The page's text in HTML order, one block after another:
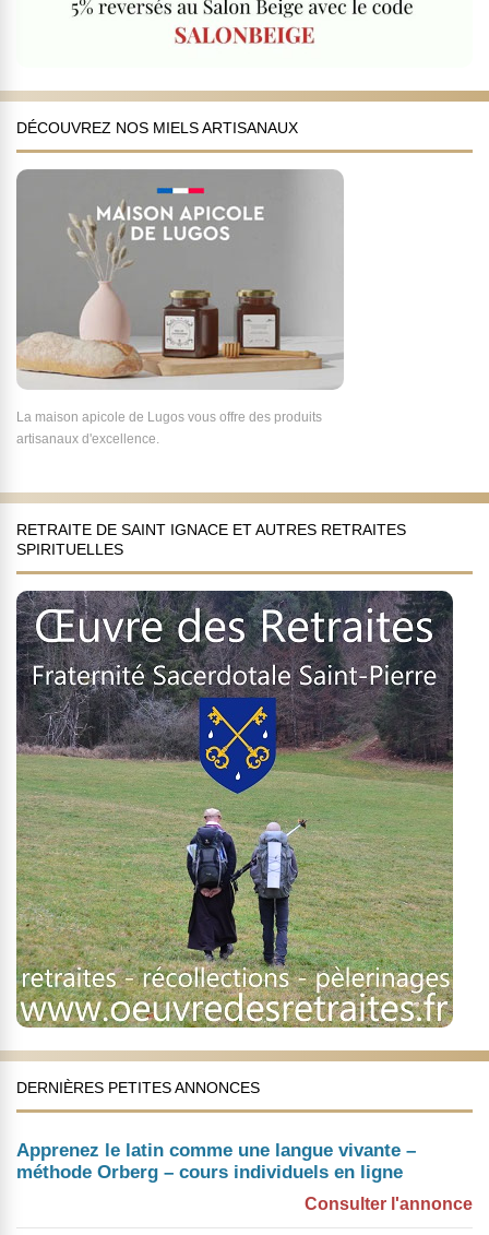
DÉCOUVREZ NOS MIELS ARTISANAUX
La maison apicole de Lugos vous offre des produits
artisanaux d'excellence.
RETRAITE DE SAINT IGNACE ET AUTRES RETRAITES
SPIRITUELLES
DERNIÈRES PETITES ANNONCES
Apprenez le latin comme une langue vivante –
méthode Orberg – cours individuels en ligne
Consulter l'annonce